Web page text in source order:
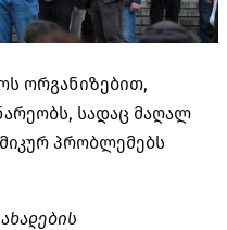
ორგანიზებით,
სადაც მაღალ
პრობლემებს